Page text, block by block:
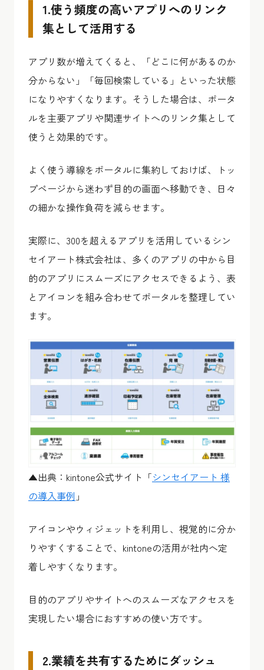
1.使う頻度の高いアプリへのリンク
集として活用する
アプリ数が増えてくると、「どこに何があるのか
分からない」「毎回検索している」といった状態
になりやすくなります。そうした場合は、ポータ
ルを主要アプリや関連サイトへのリンク集として
使うと効果的です。
よく使う導線をポータルに集約しておけば、トッ
プページから迷わず目的の画面へ移動でき、日々
の細かな操作負荷を減らせます。
実際に、300を超えるアプリを活用しているシン
セイアート株式会社は、多くのアプリの中から目
的のアプリにスムーズにアクセスできるよう、表
とアイコンを組み合わせてポータルを整理してい
ます。
▲出典：kintone公式サイト「シンセイアート 様
の導入事例 」
アイコンやウィジェットを利用し、視覚的に分か
りやすくすることで、kintoneの活用が社内へ定
着しやすくなります。
目的のアプリやサイトへのスムーズなアクセスを
実現したい場合におすすめの使い方です。
2.業績を共有するためにダッシュ